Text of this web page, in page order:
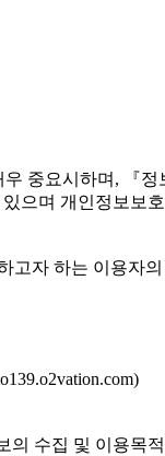
중요시하며, 『
으며 개인정보보
고자 하는 이용자
의 수집 및 이용목